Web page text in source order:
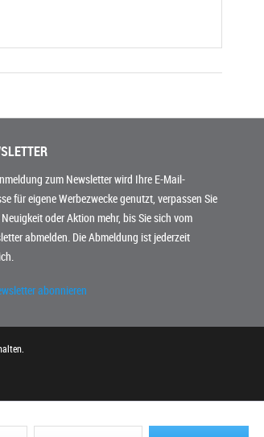
zum Newsletter wird Ihre E-Mail-
für eigene Werbezwecke genutzt, verpassen Sie
oder Aktion mehr, bis Sie sich vom
abmelden. Die Abmeldung ist jederzeit
abonnieren